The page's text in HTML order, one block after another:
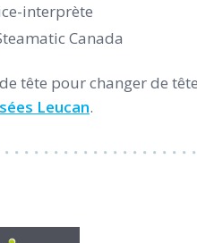
interprète
Canada
tête pour changer de
Leucan.